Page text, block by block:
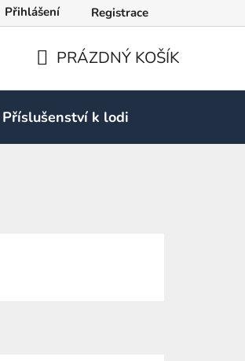
Přihlášení Registrace
KOŠÍK
PRÁZDNÝ KOŠÍK
Příslušenství k lodi